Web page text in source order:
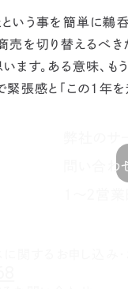
いう事を簡単に鵜
売を切り替えるべき
ます。ある意味、
緊張感と「この1年を
問い合わ